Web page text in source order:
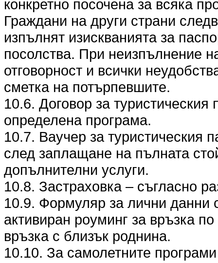
конкретно посочена за всяка
Граждани на други страни
изпълнят изискванията за
посолства. При неизпълнение
отговорност и всички
сметка на потърпевшите.
10.6. Договор за
определена програма.
10.7. Ваучер за туристическия
след заплащане на пълната
допълнителни услуги.
10.8. Застраховка – съгласно
10.9. Формуляр за лични данни
активиран роуминг за връзка
връзка с близък роднина.
10.10. За самолетните